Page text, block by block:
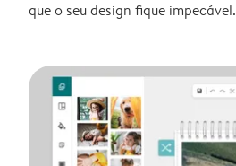
que o seu design fique impecável.